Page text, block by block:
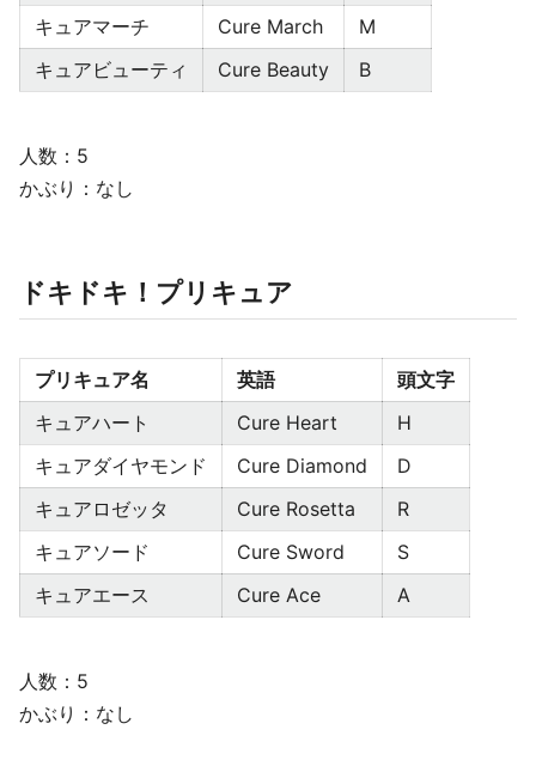
キュアマーチ
Cure March
M
キュアビューティ
Cure Beauty B
人数：5
かぶり：なし
ドキドキ！プリキュア
プリキュア名 英語
頭文字
キュアハート
Cure Heart
H
キュアダイヤモンド
Cure Diamond
D
キュアロゼッタ
Cure Rosetta
R
キュアソード
Cure Sword
S
キュアエース
Cure Ace A
人数：5
かぶり：なし